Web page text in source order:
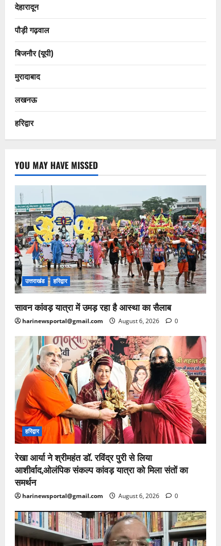
देहारादून
पौड़ी गढ़वाल
बिजनौर (यूपी)
मुरादाबाद
लखनऊ
हरिद्वार
YOU MAY HAVE MISSED
उत्तराखंड हरिद्वार
सावन कांवड़ यात्रा में उमड़ रहा है आस्था का सैलाब
harinewsportal@gmail.com August 6, 2026 0
हरिद्वार
रेखा आर्या ने श्रीमहंत डॉ. रविंद्र पुरी से लिया
आशीर्वाद,ओलंपिक संकल्प कांवड़ यात्रा को मिला संतों का
समर्थन
harinewsportal@gmail.com August 6, 2026 0